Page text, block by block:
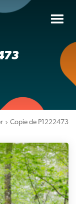
Copie de P1222473